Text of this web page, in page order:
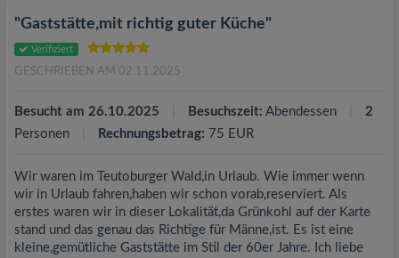
"Gaststätte,mit richtig guter Küche"
Verifiziert
GESCHRIEBEN AM 02.11.2025
Besucht am 26.10.2025 Besuchszeit: Abendessen
2
Personen
Rechnungsbetrag: 75 EUR
Wir waren im Teutoburger Wald,in Urlaub. Wie immer wenn
wir in Urlaub fahren,haben wir schon vorab,reserviert. Als
erstes waren wir in dieser Lokalität,da Grünkohl auf der Karte
stand und das genau das Richtige für Männe,ist. Es ist eine
kleine,gemütliche Gaststätte im Stil der 60er Jahre. Ich liebe